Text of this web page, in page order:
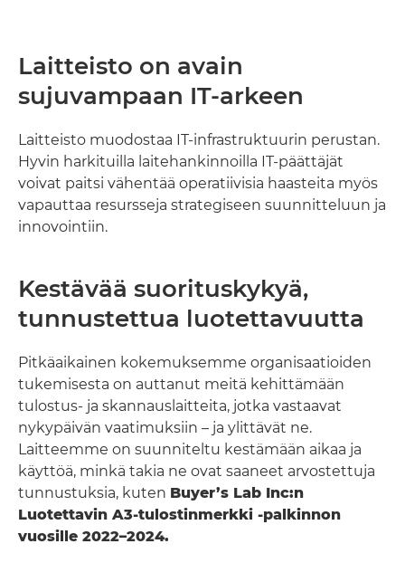
Laitteisto on avain
sujuvampaan IT-arkeen
Laitteisto muodostaa IT-infrastruktuurin perustan.
Hyvin harkituilla laitehankinnoilla IT-päättäjät
voivat paitsi vähentää operatiivisia haasteita myös
vapauttaa resursseja strategiseen suunnitteluun ja
innovointiin.
Kestävää suorituskykyä,
tunnustettua luotettavuutta
Pitkäaikainen kokemuksemme organisaatioiden
tukemisesta on auttanut meitä kehittämään
tulostus- ja skannauslaitteita, jotka vastaavat
nykypäivän vaatimuksiin – ja ylittävät ne.
Laitteemme on suunniteltu kestämään aikaa ja
käyttöä, minkä takia ne ovat saaneet arvostettuja
tunnustuksia, kuten Buyer’s Lab Inc:n
Luotettavin A3-tulostinmerkki -palkinnon
vuosille 2022–2024.